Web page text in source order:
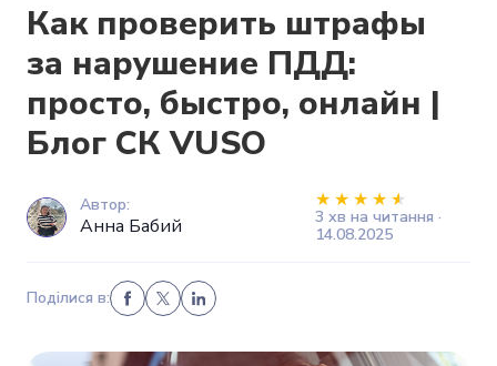
Как проверить штрафы
за нарушение ПДД:
просто, быстро, онлайн |
Блог СК VUSO
Автор:
Анна Бабий
3 хв на читання ·
14.08.2025
Поділися в: